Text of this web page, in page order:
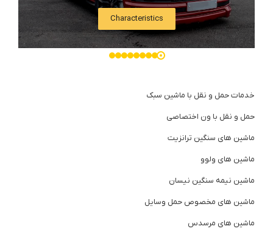
خدمات حمل و نقل با ماشین سبک
حمل و نقل با ون اختصاصی
ماشین های سنگین ترانزیت
ماشین های ولوو
ماشین نیمه سنگین نیسان
ماشین های مخصوص حمل وسایل
ماشین های مرسدس
Characteristics